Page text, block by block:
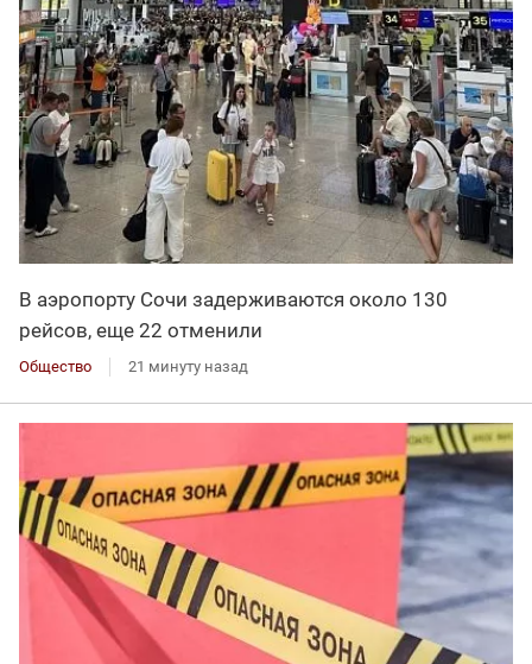
В аэропорту Сочи задерживаются около 130
рейсов, еще 22 отменили
Общество 21 минуту назад